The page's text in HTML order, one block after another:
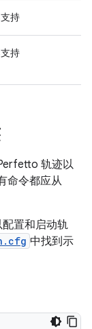
持
持
轨迹以
命令都应从
置和启动轨
中找到示